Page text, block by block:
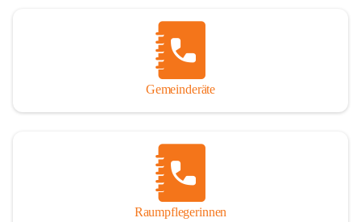
Gemeinderäte
Raumpflegerinnen